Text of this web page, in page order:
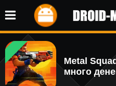
Metal
много